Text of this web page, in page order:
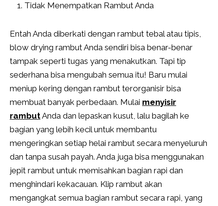
Tidak Menempatkan Rambut Anda
Entah Anda diberkati dengan rambut tebal atau tipis,
blow drying rambut Anda sendiri bisa benar-benar
tampak seperti tugas yang menakutkan. Tapi tip
sederhana bisa mengubah semua itu! Baru mulai
meniup kering dengan rambut terorganisir bisa
membuat banyak perbedaan. Mulai menyisir
rambutAnda dan lepaskan kusut, lalu bagilah ke
bagian yang lebih kecil untuk membantu
mengeringkan setiap helai rambut secara menyeluruh
dan tanpa susah payah. Anda juga bisa menggunakan
jepit rambut untuk memisahkan bagian rapi dan
menghindari kekacauan. Klip rambut akan
mengangkat semua bagian rambut secara rapi, yang